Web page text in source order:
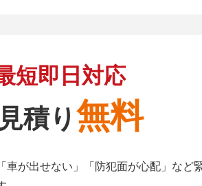
短即日対応
積り無料
が出せない」「防犯面が心配」など